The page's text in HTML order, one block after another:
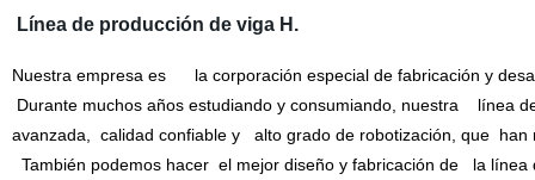
Línea de producción de viga H.
Nuestra empresa es la corporación especial de fabricación y
Durante muchos años estudiando y consumiando, nuestra línea
avanzada, calidad confiable y alto grado de robotización, que
También podemos hacer el mejor diseño y fabricación de la